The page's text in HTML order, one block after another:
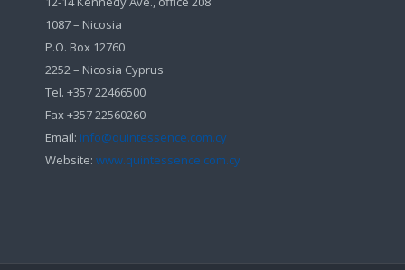
1087 – Nicosia
P.O. Box 12760
2252 – Nicosia Cyprus
Tel. +357 22466500
Fax +357 22560260
Email: info@quintessence.com.cy
Website: www.quintessence.com.cy